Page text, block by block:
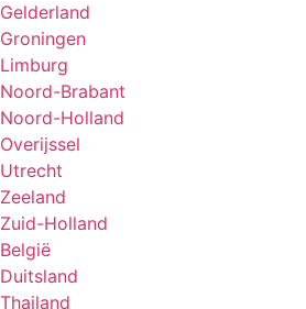
Gelderland
Groningen
Limburg
Noord-Brabant
Noord-Holland
Overijssel
Utrecht
Zeeland
Zuid-Holland
België
Duitsland
Thailand